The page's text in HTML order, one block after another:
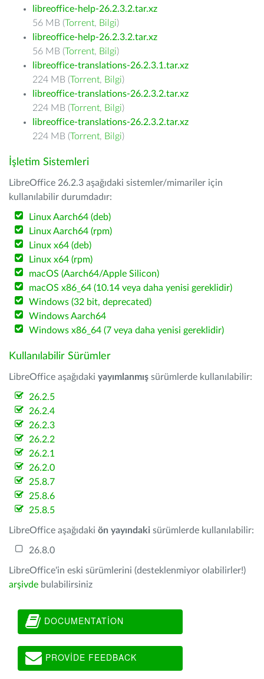
libreoffice-help-26.2.3.2.tar.xz
56 MB (Torrent, Bilgi)
libreoffice-help-26.2.3.2.tar.xz
56 MB (Torrent, Bilgi)
libreoffice-translations-26.2.3.1.tar.xz
224 MB (Torrent, Bilgi)
libreoffice-translations-26.2.3.2.tar.xz
224 MB (Torrent, Bilgi)
libreoffice-translations-26.2.3.2.tar.xz
224 MB (Torrent, Bilgi)
İşletim Sistemleri
LibreOffice 26.2.3 aşağıdaki sistemler/mimariler için
kullanılabilir durumdadır:
Linux Aarch64 (deb)
Linux Aarch64 (rpm)
Linux x64 (deb)
Linux x64 (rpm)
macOS (Aarch64/Apple Silicon)
macOS x86_64 (10.14 veya daha yenisi gereklidir)
Windows (32 bit, deprecated)
Windows Aarch64
Windows x86_64 (7 veya daha yenisi gereklidir)
Kullanılabilir Sürümler
LibreOffice aşağıdaki yayımlanmış sürümlerde kullanılabilir:
26.2.5
26.2.4
26.2.3
26.2.2
26.2.1
26.2.0
25.8.7
25.8.6
25.8.5
LibreOffice aşağıdaki ön yayındaki sürümlerde kullanılabilir:
26.8.0
LibreOffice'in eski sürümlerini (desteklenmiyor olabilirler!)
arşivde bulabilirsiniz
DOCUMENTATION
PROVIDE FEEDBACK